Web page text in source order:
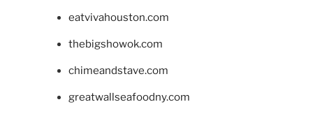
eatvivahouston.com
thebigshowok.com
chimeandstave.com
greatwallseafoodny.com